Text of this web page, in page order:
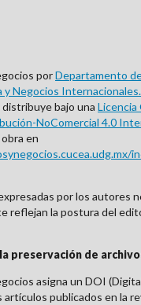
porDepartamento
y Negocios
distribuye bajo una Licencia
NoComercial 4.0
en
por los autores
reflejan la postura del
preservación de
asigna un DOI
publicados en la